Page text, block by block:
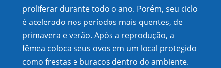
proliferar durante todo o ano. Porém, seu ciclo
é acelerado nos períodos mais quentes, de
primavera e verão. Após a reprodução, a
fêmea coloca seus ovos em um local protegido
como frestas e buracos dentro do ambiente.